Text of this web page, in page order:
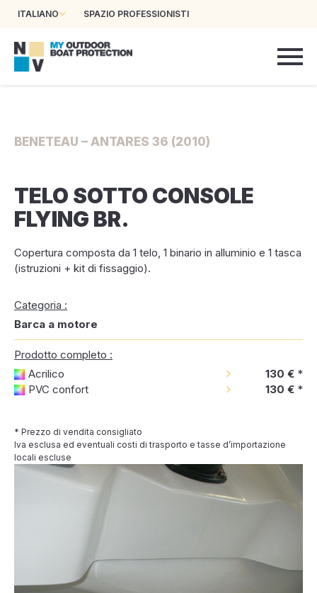
ITALIANO SPAZIO PROFESSIONISTI
BENETEAU – ANTARES 36 (2010)
TELO SOTTO CONSOLE
FLYING BR.
Copertura composta da 1 telo, 1 binario in alluminio e 1 tasca
(istruzioni + kit di fissaggio).
Categoria :
Barca a motore
Prodotto completo :
Acrilico
130 € *
PVC confort
130 € *
* Prezzo di vendita consigliato
Iva esclusa ed eventuali costi di trasporto e tasse d’importazione
locali escluse